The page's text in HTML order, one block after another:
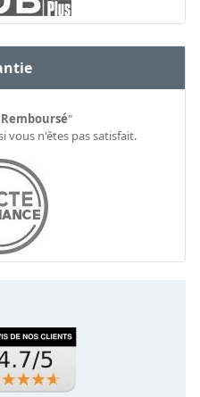
"
vous n'êtes pas satisfait.